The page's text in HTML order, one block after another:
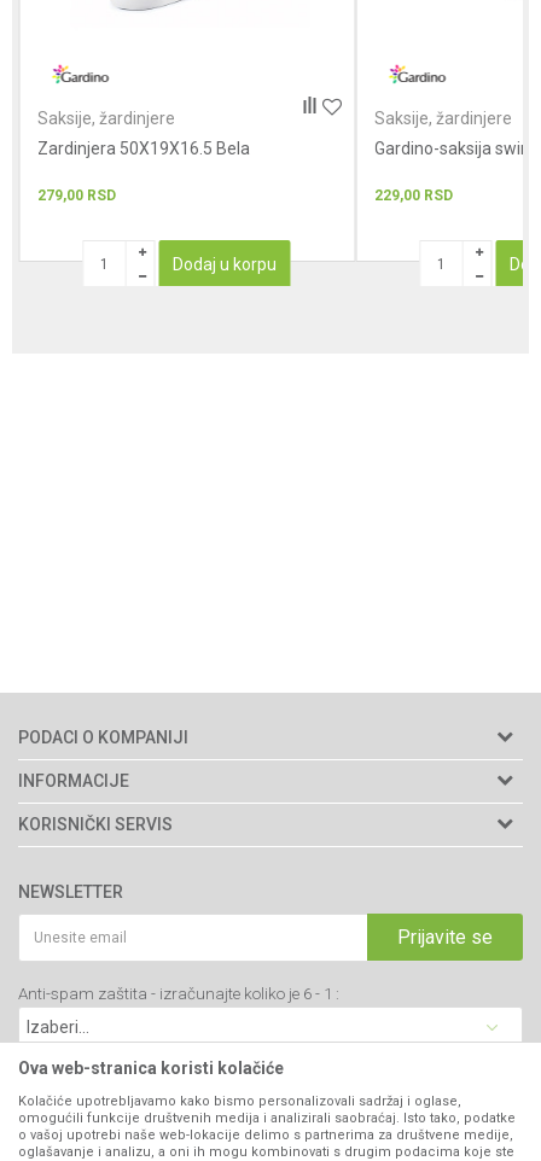
Saksije, žardinjere
Zardinjera 50X19X16.5 Bela
279,00 RSD
Dodaj u korpu
Saksije, žardinjere
Gardino-saksija
229,00 RSD
PODACI O KOMPANIJI
Agromarket doo
Adresa: Kraljevačkog bataljona 235/2
34000 Kragujevac, Srbija
webshop@agromarket.rs
PIB: 102135221
Matični broj: 07593252
INFORMACIJE
O nama
Prodavnice
Brendovi
Katalozi
Blog
Najčešća pitanja
KORISNIČKI SERVIS
Politika privatnosti
Kako kupiti
Isporuka
Click & Collect
Načini plaćanja
Plaćanje karticama
Web kredit Raiffeisen banke
Pravo na odustajanje
NEWSLETTER
Prijavite se
Anti-spam zaštita - izračunajte koliko je 6 - 1 :
VIBER I SMS NEWSLETTER
Prijavite se
Ova web-stranica koristi kolačiće
Kolačiće upotrebljavamo kako bismo personalizovali sadržaj i oglase,
omogućili funkcije društvenih medija i analizirali saobraćaj. Isto tako, podatke
o vašoj upotrebi naše web-lokacije delimo s partnerima za društvene medije,
oglašavanje i analizu, a oni ih mogu kombinovati s drugim podacima koje ste